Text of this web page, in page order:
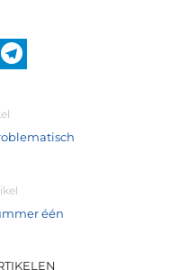
één